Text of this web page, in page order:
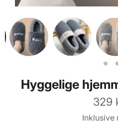
Hyggelige
329
Inklusive